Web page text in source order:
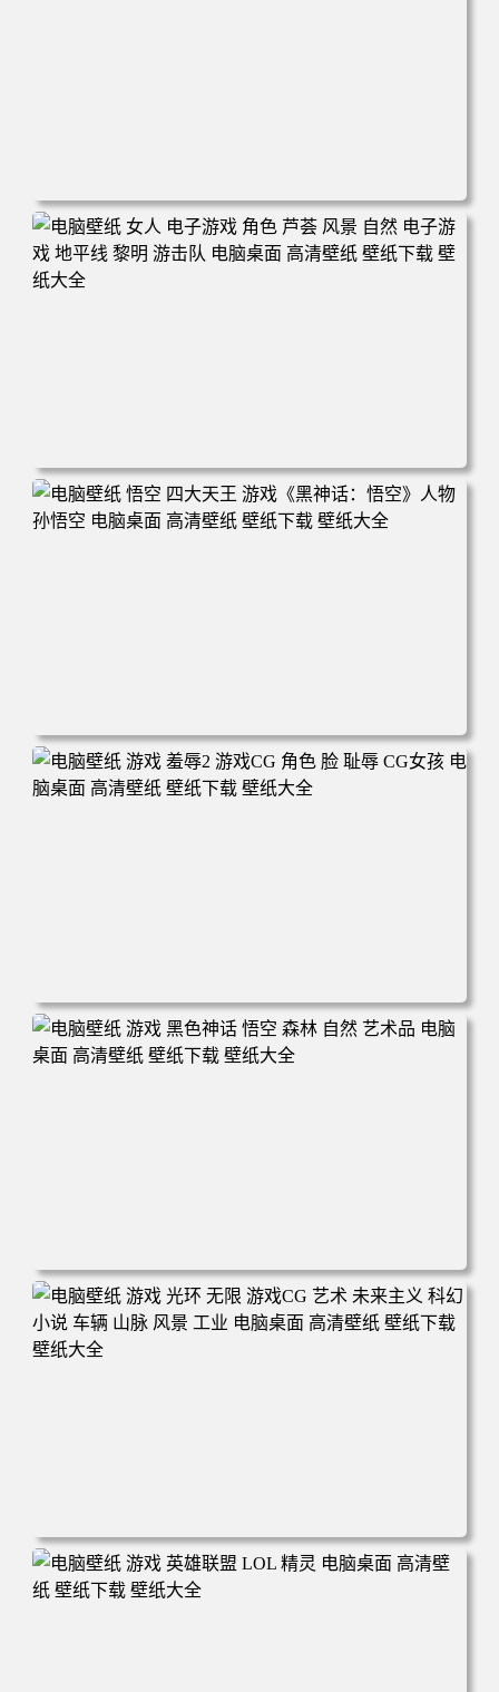
电脑壁纸 科幻 小说 奇幻 太空 星星 行星 破碎 电脑桌面 高
清壁纸 壁纸下载 壁纸大全
电脑壁纸 女人 电子游戏 角色 芦荟 风景 自然 电子游戏 地平
线 黎明 游击队 电脑桌面 高清壁纸 壁纸下载 壁纸大全
电脑壁纸 悟空 四大天王 游戏《黑神话：悟空》人物孙悟空
电脑桌面 高清壁纸 壁纸下载 壁纸大全
电脑壁纸 游戏 羞辱2 游戏CG 角色 脸 耻辱 CG女孩 电脑桌
面 高清壁纸 壁纸下载 壁纸大全
电脑壁纸 游戏 黑色神话 悟空 森林 自然 艺术品 电脑桌面 高
清壁纸 壁纸下载 壁纸大全
电脑壁纸 游戏 光环 无限 游戏CG 艺术 未来主义 科幻 小说
车辆 山脉 风景 工业 电脑桌面 高清壁纸 壁纸下载 壁纸大全